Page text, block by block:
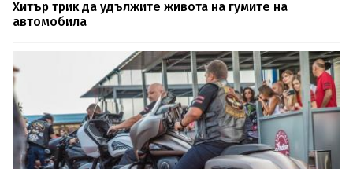
Хитър трик да удължите живота на гумите на
автомобила